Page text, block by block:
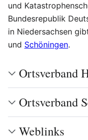
und
Bundesrepublik
in Niedersachsen
und Schöningen.
Ortsverband
Ortsverband
Weblinks